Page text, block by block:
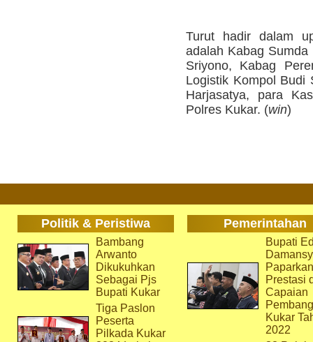
Turut hadir dalam
adalah Kabag Sumda
Sriyono, Kabag
Logistik Kompol Budi
Harjasatya, para
Polres Kukar. (win)
Politik & Peristiwa Pemerintahan
Bambang
Arwanto
Dikukuhkan
Sebagai Pjs
Bupati Kukar
Tiga Paslon
Peserta
Pilkada Kukar
Bupati
Paparkan
Prestasi
Capaian
Kukar
2022